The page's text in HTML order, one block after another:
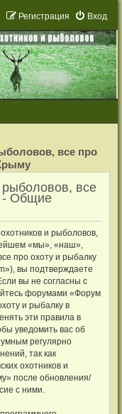
Вход
Регистрация
все про
все
- Общие
и рыболовов,
«мы», «наш»,
про охоту и рыбалку
вы подтверждаете
вы не согласны с
форумами «Форум
и рыбалку в
эти правила в
уведомить вас об
регулярно
так как
охотников и
после обновления/
с ними.